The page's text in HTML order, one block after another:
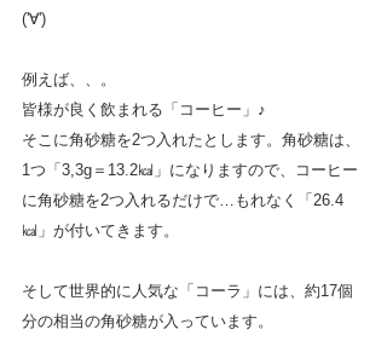
('∀')
例えば、、。
皆様が良く飲まれる「コーヒー」♪
そこに角砂糖を2つ入れたとします。角砂糖は、
1つ「3,3g＝13.2㎉」になりますので、コーヒー
に角砂糖を2つ入れるだけで…もれなく「26.4
㎉」が付いてきます。
そして世界的に人気な「コーラ」には、約17個
分の相当の角砂糖が入っています。